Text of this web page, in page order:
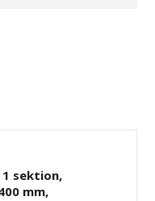
sektion,
mm,